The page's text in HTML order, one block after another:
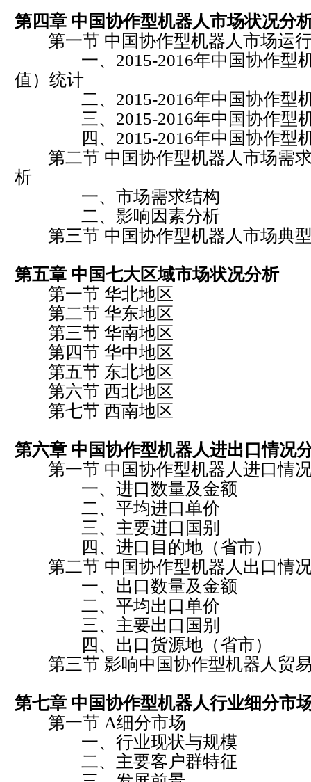
第四章 中国协作型机器人市场状况分
第一节 中国协作型机器人市场运
一、2015-2016年中国协作型机
值）统计
二、2015-2016年中国协作型机
三、2015-2016年中国协作型机
四、2015-2016年中国协作型机
第二节 中国协作型机器人市场需
析
一、市场需求结构
二、影响因素分析
第三节 中国协作型机器人市场典
第五章 中国七大区域市场状况分析
第一节 华北地区
第二节 华东地区
第三节 华南地区
第四节 华中地区
第五节 东北地区
第六节 西北地区
第七节 西南地区
第六章 中国协作型机器人进出口情况
第一节 中国协作型机器人进口情
一、进口数量及金额
二、平均进口单价
三、主要进口国别
四、进口目的地（省市）
第二节 中国协作型机器人出口情
一、出口数量及金额
二、平均出口单价
三、主要出口国别
四、出口货源地（省市）
第三节 影响中国协作型机器人贸
第七章 中国协作型机器人行业细分市
第一节 A细分市场
一、行业现状与规模
二、主要客户群特征